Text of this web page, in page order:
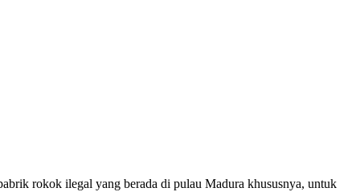
rokok ilegal yang berada di pulau Madura khususnya, untuk